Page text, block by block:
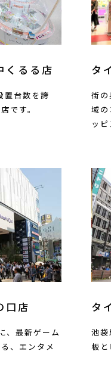
くるる店
置台数を誇
です。
タ
街
域の
ッ
口店
、最新ゲーム
、エンタメ
タ
池
板と